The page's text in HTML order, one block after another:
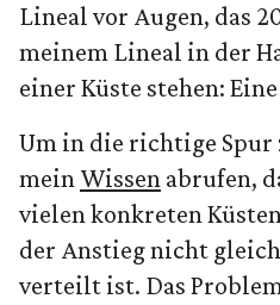
Lineal vor Augen, das
meinem Lineal in der
einer Küste stehen:
Um in die richtige Spur
mein Wissen abrufen,
vielen konkreten
der Anstieg nicht
verteilt ist. Das